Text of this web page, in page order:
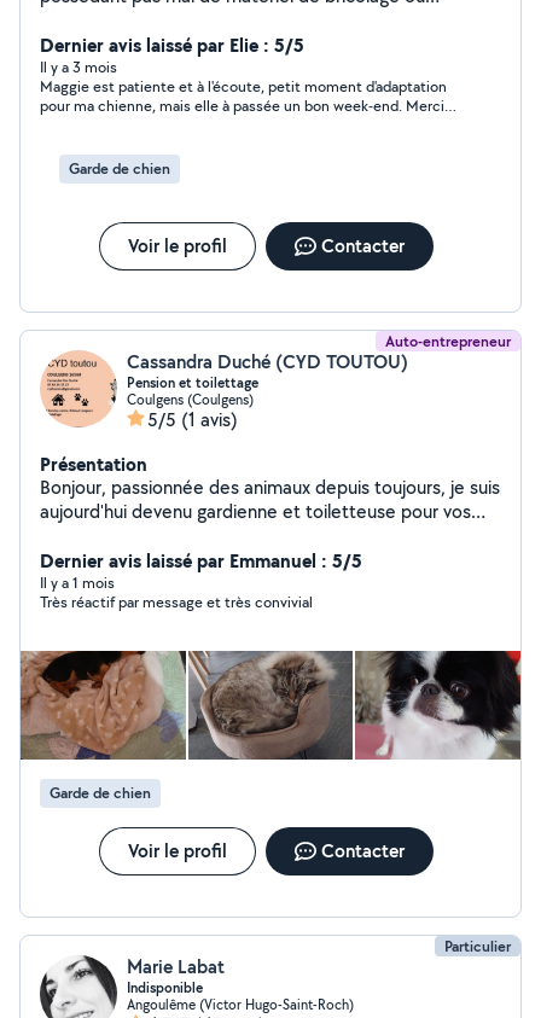
tondeuse , souffleur , débroussailleuse je mets en
location à des tarifs tres intéressants. Je peux aussi
garder vos animaux de compagnie à mon domicile .
Dernier avis laissé par Elie : 5/5
Il y a 3 mois
Maggie est patiente et à l'écoute, petit moment d'adaptation
pour ma chienne, mais elle à passée un bon week-end. Merci
Garde de chien
Voir le profil Contacter
Auto-entrepreneur
Cassandra Duché (CYD TOUTOU)
Pension et toilettage
Coulgens (Coulgens)
5/5 (1 avis)
Présentation
Bonjour, passionnée des animaux depuis toujours, je suis
aujourd'hui devenu gardienne et toiletteuse pour vos
contacter.
Dernier avis laissé par Emmanuel : 5/5
Il y a 1 mois
Très réactif par message et très convivial
Garde de chien
Voir le profil Contacter
Particulier
Marie Labat
Indisponible
Angoulême (Victor Hugo-Saint-Roch)